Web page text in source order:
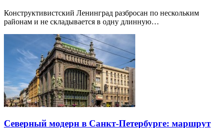
Конструктивистский Ленинград разбросан по нескольким
районам и не складывается в одну длинную…
Северный модерн в Санкт-Петербурге: маршрут